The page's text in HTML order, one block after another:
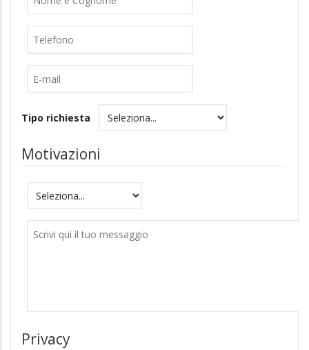
Telefono
Tipo richiesta
Motivazioni
Motivazioni
Messaggio
Privacy